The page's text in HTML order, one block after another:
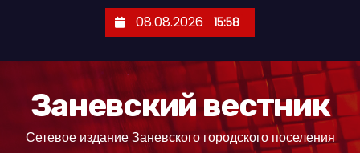
08.08.2026 15:58
Заневский вестник
Сетевое издание Заневского городского поселения